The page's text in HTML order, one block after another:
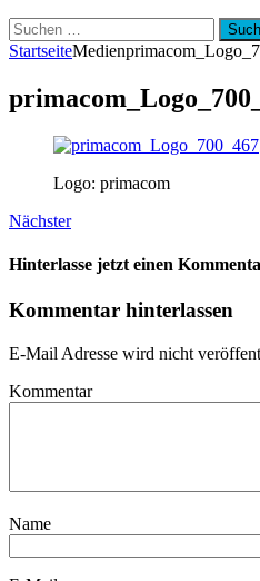
Suchen
nach:
StartseiteMedien
Logo: primacom
Nächster
Hinterlasse jetzt einen
Kommentar hinterlassen
E-Mail Adresse wird nicht
Kommentar
Name